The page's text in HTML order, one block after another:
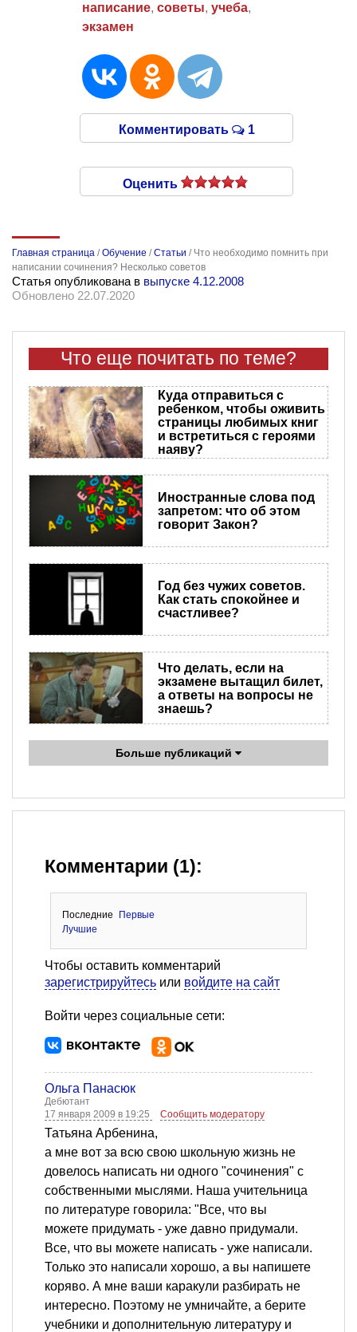
написание, советы, учеба,
экзамен
Комментировать 1
Оценить
Главная страница /Обучение /Статьи / Что необходимо помнить при
написании сочинения? Несколько советов
Статья опубликована в выпуске 4.12.2008
Обновлено 22.07.2020
Что еще почитать по теме?
Куда отправиться с
ребенком, чтобы оживить
страницы любимых книг
и встретиться с героями
наяву?
Иностранные слова под
запретом: что об этом
говорит Закон?
Год без чужих советов.
Как стать спокойнее и
счастливее?
Что делать, если на
экзамене вытащил билет,
а ответы на вопросы не
знаешь?
Больше публикаций
Комментарии (1):
Последние
Первые
Лучшие
Чтобы оставить комментарий
зарегистрируйтесь или войдите на сайт
Войти через социальные сети:
Ольга Панасюк
Дебютант
17 января 2009 в 19:25
Сообщить модератору
Татьяна Арбенина,
а мне вот за всю свою школьную жизнь не
довелось написать ни одного "сочинения" с
собственными мыслями. Наша учительница
по литературе говорила: "Все, что вы
можете придумать - уже давно придумали.
Все, что вы можете написать - уже написали.
Только это написали хорошо, а вы напишете
коряво. А мне ваши каракули разбирать не
интересно. Поэтому не умничайте, а берите
учебники и дополнительную литературу и